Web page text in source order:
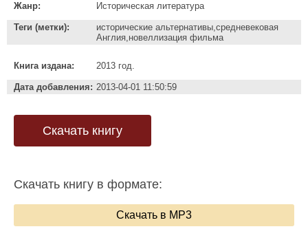
Жанр: Историческая литература
Теги (метки):
исторические альтернативы,средневековая
Англия,новеллизация фильма
Книга издана: 2013 год.
Дата добавления: 2013-04-01 11:50:59
Скачать книгу
Скачать книгу в формате:
Скачать в MP3